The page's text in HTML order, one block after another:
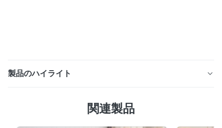
製品のハイライト
のソファは、表面に防汚・抗ピリング加工を施した400g/
関連製品